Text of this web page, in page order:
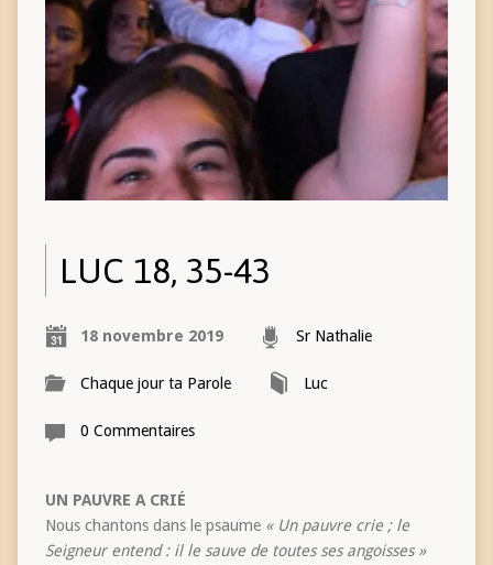
LUC 18, 35-43
18 novembre 2019 Sr Nathalie
Chaque jour ta Parole Luc
0 Commentaires
UN PAUVRE A CRIÉ
Nous chantons dans le psaume « Un pauvre crie ; le
Seigneur entend : il le sauve de toutes ses angoisses »